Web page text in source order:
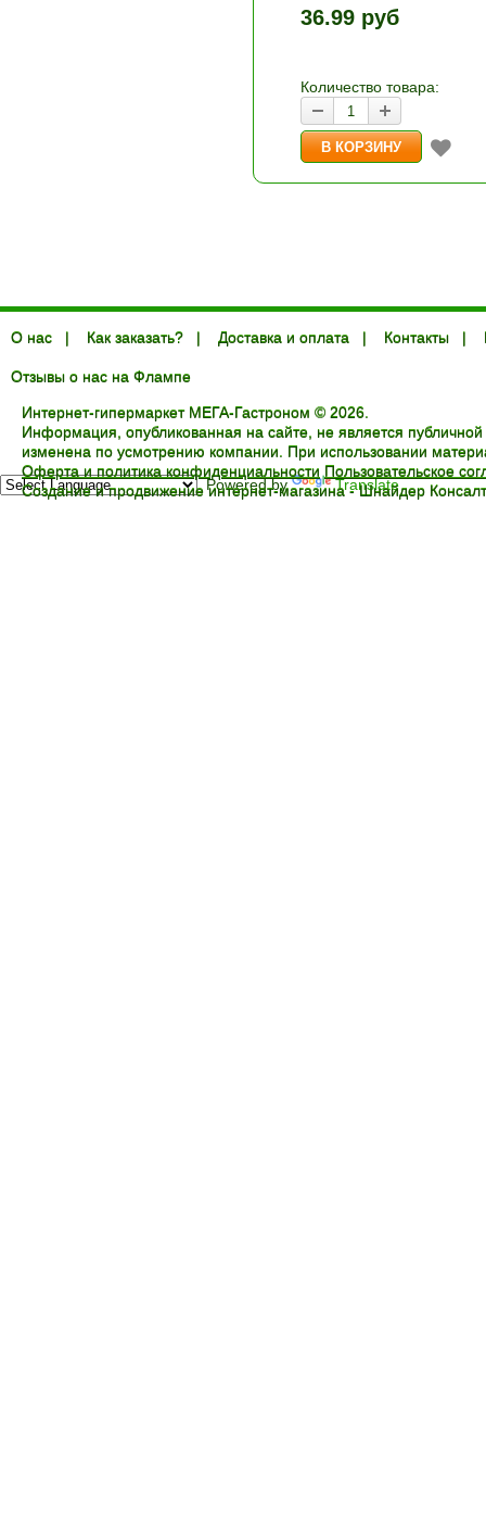
1шт прибавляется
и «-». Выберите нужное
36.99 руб
Количество товара:
О нас | Как заказать? | Доставка и оплата | Контакты |
Отзывы о нас на Флампе
Интернет-гипермаркет МЕГА-Гастроном © 2026.
Информация, опубликованная на сайте, не является
изменена по усмотрению компании. При использовании
Оферта и политика конфиденциальности Пользовательское
Создание и продвижение интернет-магазина -Шнайдер
Powered by Translate